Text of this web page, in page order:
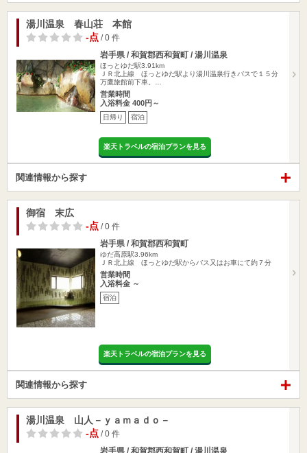
湯川温泉 春山荘 本館
-点 / 0 件
岩手県 / 和賀郡西和賀町 / 湯川温泉
ほっとゆだ駅3.91km
ＪＲ北上線 ほっとゆだ駅より湯川温泉行きバスで１５分
万鷹旅館前下車。…
営業時間
入浴料金 400円～
日帰り 宿泊
楽天トラベルの宿泊プランを見る
関連情報から探す
御宿 末広
-点 / 0 件
岩手県 / 和賀郡西和賀町
ゆだ高原駅3.96km
ＪＲ北上線 ほっとゆだ駅からバス又はお車にて約７分
営業時間
入浴料金 ～
宿泊
楽天トラベルの宿泊プランを見る
関連情報から探す
湯川温泉 山人－ｙａｍａｄｏ－
-点 / 0 件
岩手県 / 和賀郡西和賀町 / 湯川温泉